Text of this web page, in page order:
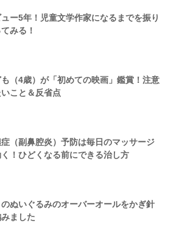
ー5年！児童文学作家になるまでを振り
みる！
（4歳）が「初めての映画」鑑賞！注意
いこと＆反省点
（副鼻腔炎）予防は毎日のマッサージ
！ひどくなる前にできる治し方
のぬいぐるみのオーバーオールをかぎ針
ました